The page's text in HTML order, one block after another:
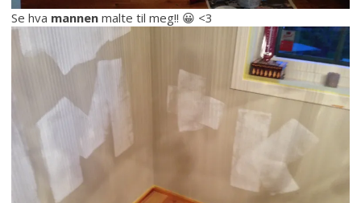
Se hva mannen malte til meg!! 😀 <3